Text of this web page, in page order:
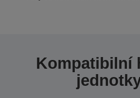
Kompatibilní